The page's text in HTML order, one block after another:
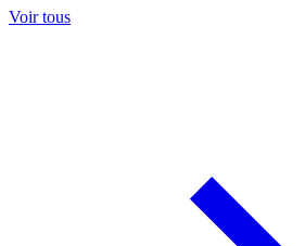
Voir tous